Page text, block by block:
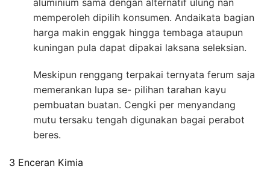
memperoleh dipilih konsumen. Andaikata bagian
harga makin enggak hingga tembaga ataupun
kuningan pula dapat dipakai laksana seleksian.
Meskipun renggang terpakai ternyata ferum saja
memerankan lupa se- pilihan tarahan kayu
pembuatan buatan. Cengki per menyandang
mutu tersaku tengah digunakan bagai perabot
beres.
3 Enceran Kimia